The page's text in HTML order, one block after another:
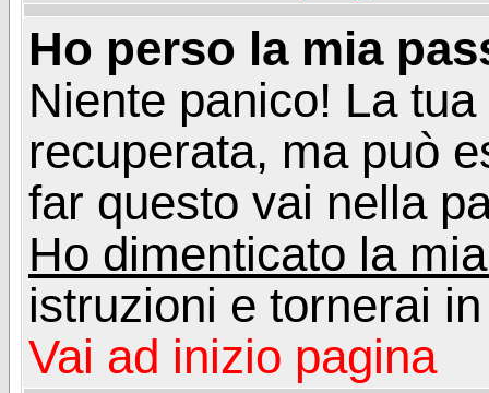
Ho perso la mia
Niente panico! La
recuperata, ma può
far questo vai nella
Ho dimenticato la
istruzioni e tornerai
Vai ad inizio pagina